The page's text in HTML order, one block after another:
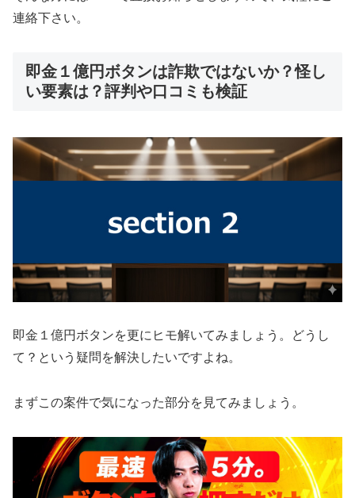
連絡下さい。
即金１億円ボタンは詐欺ではないか？怪し
い要素は？評判や口コミも検証
即金１億円ボタンを更にヒモ解いてみましょう。どうし
て？という疑問を解決したいですよね。
まずこの案件で気になった部分を見てみましょう。